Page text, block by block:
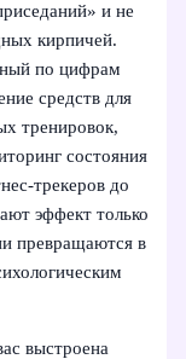
и не
кирпичей.
по цифрам
средств для
тренировок,
состояния
трекеров до
эффект только
превращаются в
выстроена